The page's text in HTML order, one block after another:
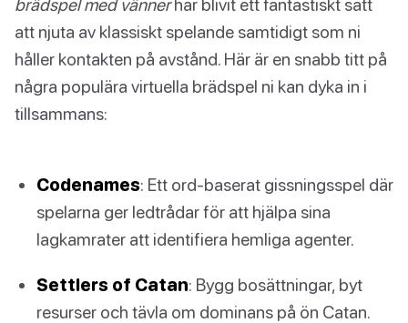
brädspel med vännerhar blivit ett fantastiskt sätt
att njuta av klassiskt spelande samtidigt som ni
håller kontakten på avstånd. Här är en snabb titt på
några populära virtuella brädspel ni kan dyka in i
tillsammans:
Codenames: Ett ord-baserat gissningsspel där
spelarna ger ledtrådar för att hjälpa sina
lagkamrater att identifiera hemliga agenter.
Settlers of Catan: Bygg bosättningar, byt
resurser och tävla om dominans på ön Catan.